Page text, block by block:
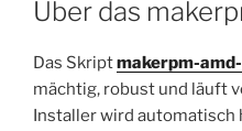
Über das
Das Skriptmakerpm-
mächtig, robust und läuft
Installer wird automatisch